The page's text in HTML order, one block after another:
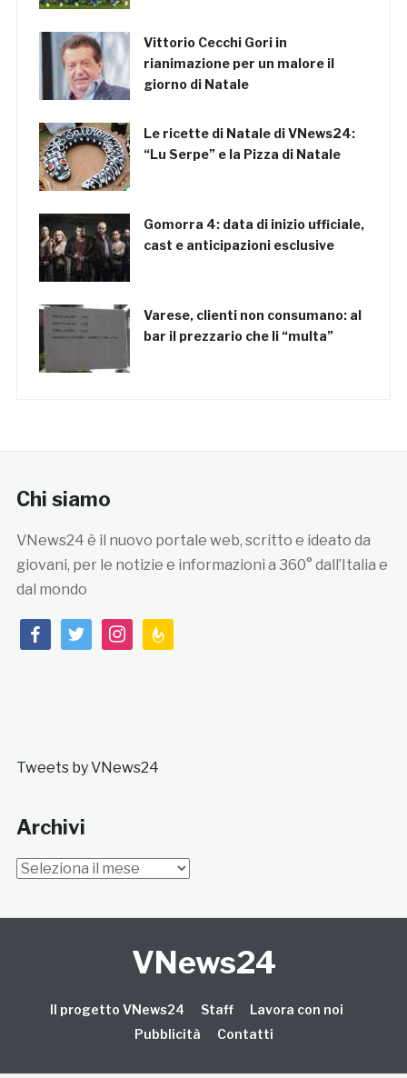
Vittorio Cecchi Gori in
rianimazione per un malore il
giorno di Natale
Le ricette di Natale di VNews24:
“Lu Serpe” e la Pizza di Natale
Gomorra 4: data di inizio ufficiale,
cast e anticipazioni esclusive
Varese, clienti non consumano: al
bar il prezzario che li “multa”
Chi siamo
VNews24 è il nuovo portale web, scritto e ideato da
giovani, per le notizie e informazioni a 360° dall’Italia e
dal mondo
facebooktwitterinstagramfeedburner
Tweets by VNews24
Archivi
Archivi
VNews24
Il progetto VNews24 Staff
Lavora con noi
Pubblicità
Contatti